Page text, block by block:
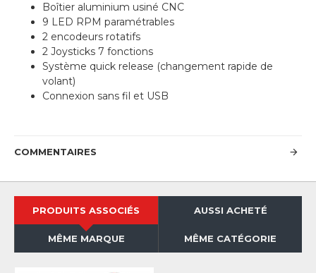
Boîtier aluminium usiné CNC
9 LED RPM paramétrables
2 encodeurs rotatifs
2 Joysticks 7 fonctions
Système quick release (changement rapide de
volant)
Connexion sans fil et USB
COMMENTAIRES
PRODUITS ASSOCIÉS AUSSI ACHETÉ
MÊME MARQUE MÊME CATÉGORIE